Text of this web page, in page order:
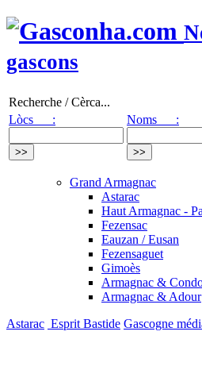
gascons
Recherche / Cèrca...
Lòcs :
Noms :
Grand Armagnac
Astarac
Haut Armagnac -
Fezensac
Eauzan / Eusan
Fezensaguet
Gimoès
Armagnac &
Armagnac & Adour
Astarac Esprit Bastide Gascogne